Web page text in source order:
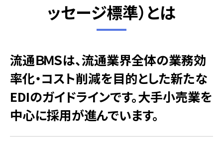
ッセージ標準）とは
流通ＢＭＳは、流通業界全体の業務効
率化・コスト削減を目的とした新たな
EDIのガイドラインです。大手小売業を
中心に採用が進んでいます。